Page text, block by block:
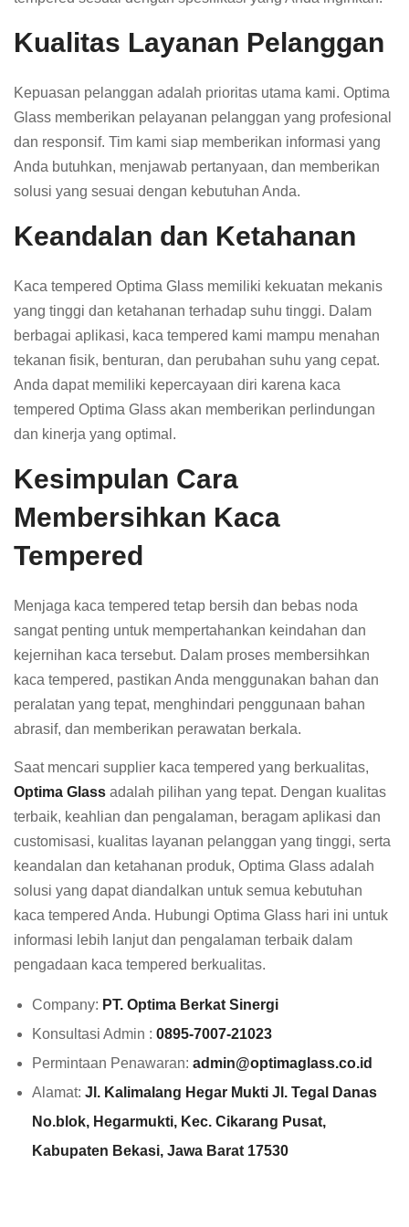
Kualitas Layanan Pelanggan
Kepuasan pelanggan adalah prioritas utama kami. Optima
Glass memberikan pelayanan pelanggan yang profesional
dan responsif. Tim kami siap memberikan informasi yang
Anda butuhkan, menjawab pertanyaan, dan memberikan
solusi yang sesuai dengan kebutuhan Anda.
Keandalan dan Ketahanan
Kaca tempered Optima Glass memiliki kekuatan mekanis
yang tinggi dan ketahanan terhadap suhu tinggi. Dalam
berbagai aplikasi, kaca tempered kami mampu menahan
tekanan fisik, benturan, dan perubahan suhu yang cepat.
Anda dapat memiliki kepercayaan diri karena kaca
tempered Optima Glass akan memberikan perlindungan
dan kinerja yang optimal.
Kesimpulan Cara
Membersihkan Kaca
Tempered
Menjaga kaca tempered tetap bersih dan bebas noda
sangat penting untuk mempertahankan keindahan dan
kejernihan kaca tersebut. Dalam proses membersihkan
kaca tempered, pastikan Anda menggunakan bahan dan
peralatan yang tepat, menghindari penggunaan bahan
abrasif, dan memberikan perawatan berkala.
Saat mencari supplier kaca tempered yang berkualitas,
Optima Glass adalah pilihan yang tepat. Dengan kualitas
terbaik, keahlian dan pengalaman, beragam aplikasi dan
customisasi, kualitas layanan pelanggan yang tinggi, serta
keandalan dan ketahanan produk, Optima Glass adalah
solusi yang dapat diandalkan untuk semua kebutuhan
kaca tempered Anda. Hubungi Optima Glass hari ini untuk
informasi lebih lanjut dan pengalaman terbaik dalam
pengadaan kaca tempered berkualitas.
Company: PT. Optima Berkat Sinergi
Konsultasi Admin : 0895-7007-21023
Permintaan Penawaran: admin@optimaglass.co.id
Alamat: Jl. Kalimalang Hegar Mukti Jl. Tegal Danas
No.blok, Hegarmukti, Kec. Cikarang Pusat,
Kabupaten Bekasi, Jawa Barat 17530